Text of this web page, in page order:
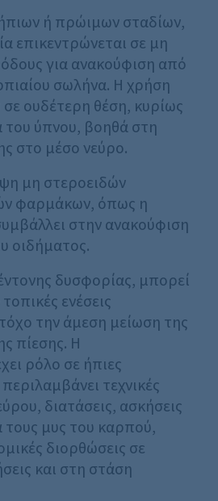
ή πρώιμων σταδίων,
επικεντρώνεται σε μη
για ανακούφιση από
σωλήνα. Η χρήση
ουδέτερη θέση, κυρίως
του ύπνου, βοηθά στη
στο μέσο νεύρο.
μη στεροειδών
φαρμάκων, όπως η
στην ανακούφιση
οιδήματος.
δυσφορίας, μπορεί
ενέσεις
την άμεση μείωση της
πίεσης. Η
ρόλο σε ήπιες
τεχνικές
διατάσεις, ασκήσεις
τους μυς του καρπού,
διορθώσεις σε
και στη στάση